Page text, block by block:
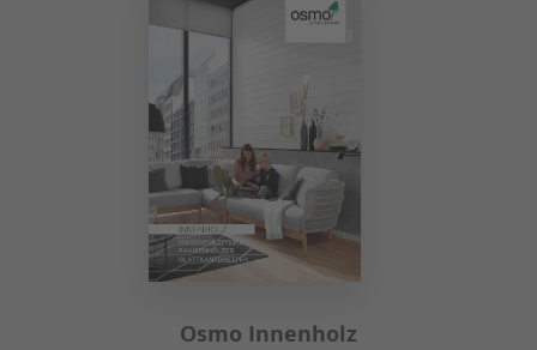
Osmo Innenholz